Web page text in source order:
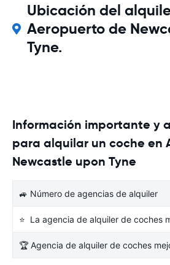
Ubicación del
Aeropuerto de
Tyne.
Información importante y
para alquilar un coche en
Newcastle upon Tyne
🚙 Número de agencias de alquiler
⭐ La agencia de alquiler de coches
🏆 Agencia de alquiler de coches